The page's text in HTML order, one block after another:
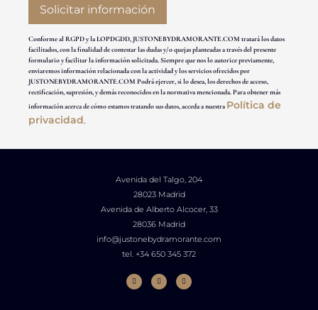
Conforme al RGPD y la LOPDGDD, JUSTONEBYDRAMORANTE.COM tratará los datos
facilitados, con la finalidad de contestar las dudas y/o quejas planteadas a través del presente
formulario y facilitar la información solicitada. Siempre que nos lo autorice previamente,
enviaremos información relacionada con la actividad y los servicios ofrecidos por
JUSTONEBYDRAMORANTE.COM Podrá ejercer, si lo desea, los derechos de acceso,
rectificación, supresión, y demás reconocidos en la normativa mencionada. Para obtener más
información acerca de cómo estamos tratando sus datos, acceda a nuestra Política de
privacidad.
Avenida del Talgo, 204
28023 Madrid
Avenida de Alberto Alcocer, 33
28036 Madrid
info@justonebydramorante.com
tel. +34 650 345 372